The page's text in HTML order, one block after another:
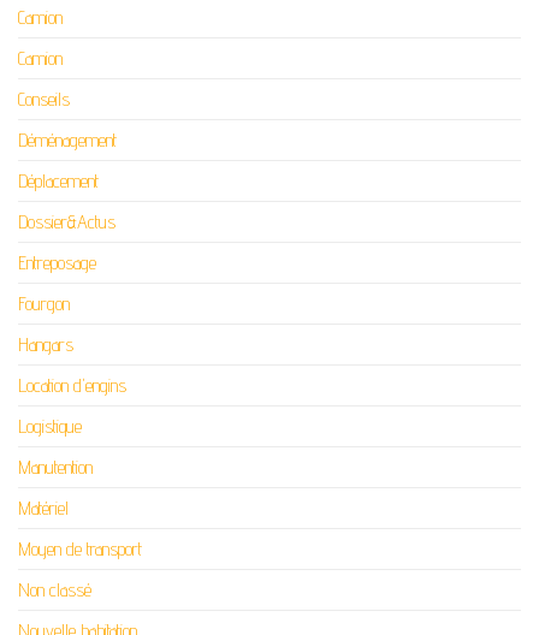
Camion
Camion
Conseils
Déménagement
Déplacement
Dossier&Actus
Entreposage
Fourgon
Hangars
Location d'engins
Logistique
Manutention
Matériel
Moyen de transport
Non classé